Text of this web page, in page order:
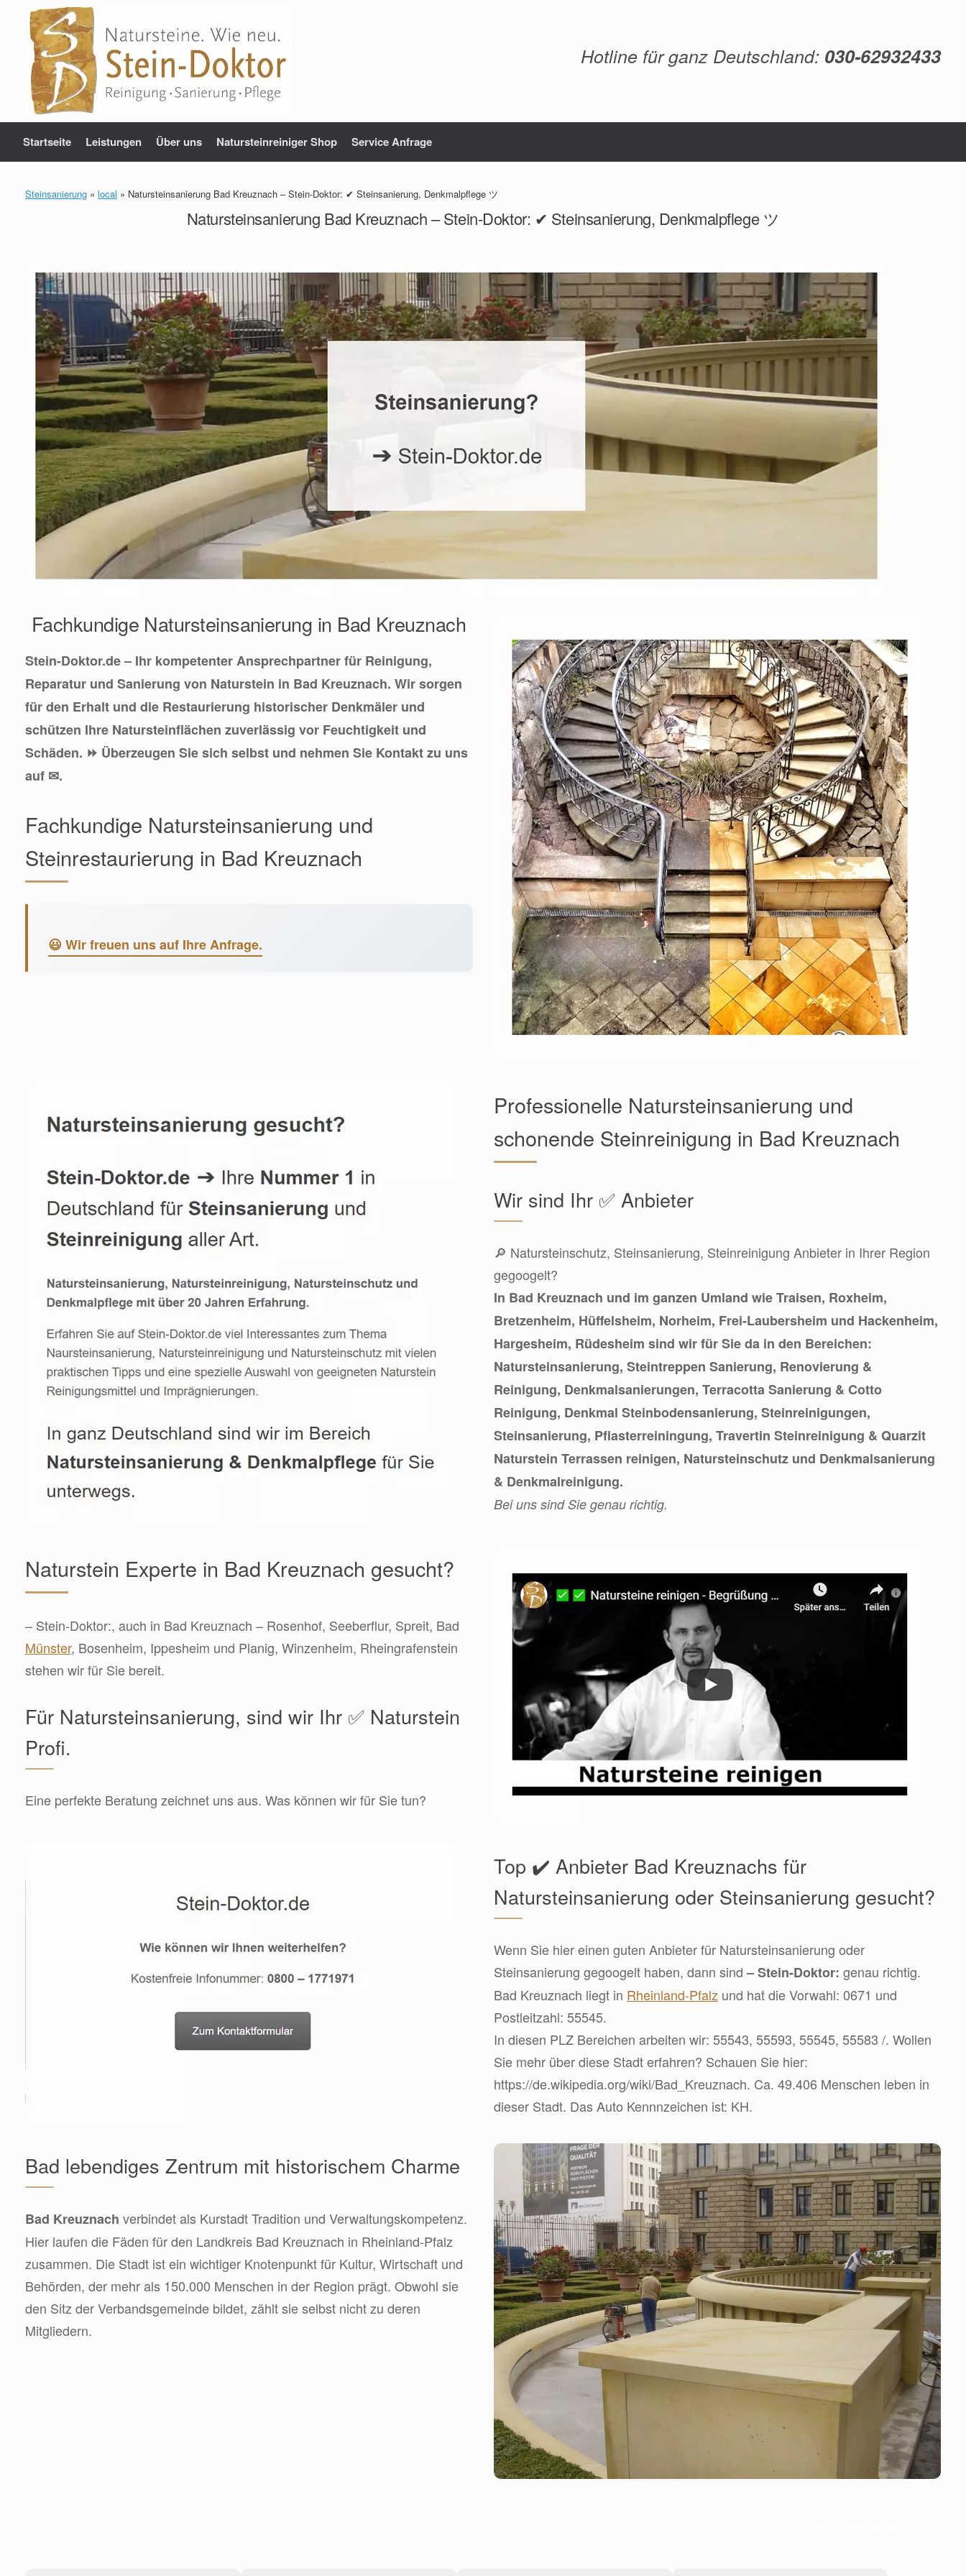
springen
Hotline für ganz Deutschland: 030-62932433
Startseite Leistungen Über uns Natursteinreiniger Shop Service Anfrage
Steinsanierung » local » Natursteinsanierung Bad Kreuznach – Stein-Doktor: ✔ Steinsanierung, Denkmalpflege ツ
Natursteinsanierung Bad Kreuznach – Stein-Doktor: ✔ Steinsanierung, Denkmalpflege ツ
Fachkundige Natursteinsanierung in Bad Kreuznach
Stein-Doktor.de – Ihr kompetenter Ansprechpartner für Reinigung,
Reparatur und Sanierung von Naturstein in Bad Kreuznach. Wir sorgen
für den Erhalt und die Restaurierung historischer Denkmäler und
schützen Ihre Natursteinflächen zuverlässig vor Feuchtigkeit und
Schäden. ⏩ Überzeugen Sie sich selbst und nehmen Sie Kontakt zu uns
auf ✉.
Fachkundige Natursteinsanierung und
Steinrestaurierung in Bad Kreuznach
😃 Wir freuen uns auf Ihre Anfrage.
Professionelle Natursteinsanierung und
schonende Steinreinigung in Bad Kreuznach
Wir sind Ihr ✅ Anbieter
🔎 Natursteinschutz, Steinsanierung, Steinreinigung Anbieter in Ihrer Region
gegoogelt?
In Bad Kreuznach und im ganzen Umland wie Traisen, Roxheim,
Bretzenheim, Hüffelsheim, Norheim, Frei-Laubersheim und Hackenheim,
Hargesheim, Rüdesheim sind wir für Sie da in den Bereichen:
Natursteinsanierung, Steintreppen Sanierung, Renovierung &
Reinigung, Denkmalsanierungen, Terracotta Sanierung & Cotto
Reinigung, Denkmal Steinbodensanierung, Steinreinigungen,
Steinsanierung, Pflasterreiningung, Travertin Steinreinigung & Quarzit
Naturstein Terrassen reinigen, Natursteinschutz und Denkmalsanierung
& Denkmalreinigung.
Bei uns sind Sie genau richtig.
Naturstein Experte in Bad Kreuznach gesucht?
– Stein-Doktor:, auch in Bad Kreuznach – Rosenhof, Seeberflur, Spreit, Bad
Münster, Bosenheim, Ippesheim und Planig, Winzenheim, Rheingrafenstein
stehen wir für Sie bereit.
Für Natursteinsanierung, sind wir Ihr ✅ Naturstein
Profi.
Eine perfekte Beratung zeichnet uns aus. Was können wir für Sie tun?
Top ✔️ Anbieter Bad Kreuznachs für
Natursteinsanierung oder Steinsanierung gesucht?
Wenn Sie hier einen guten Anbieter für Natursteinsanierung oder
Steinsanierung gegoogelt haben, dann sind– Stein-Doktor: genau richtig.
Bad Kreuznach liegt in Rheinland-Pfalz und hat die Vorwahl: 0671 und
Postleitzahl: 55545.
In diesen PLZ Bereichen arbeiten wir: 55543, 55593, 55545, 55583 /. Wollen
Sie mehr über diese Stadt erfahren? Schauen Sie hier:
https://de.wikipedia.org/wiki/Bad_Kreuznach. Ca. 49.406 Menschen leben in
dieser Stadt. Das Auto Kennnzeichen ist: KH.
Bad lebendiges Zentrum mit historischem Charme
Bad Kreuznach verbindet als Kurstadt Tradition und Verwaltungskompetenz.
Hier laufen die Fäden für den Landkreis Bad Kreuznach in Rheinland-Pfalz
zusammen. Die Stadt ist ein wichtiger Knotenpunkt für Kultur, Wirtschaft und
Behörden, der mehr als 150.000 Menschen in der Region prägt. Obwohl sie
den Sitz der Verbandsgemeinde bildet, zählt sie selbst nicht zu deren
Mitgliedern.